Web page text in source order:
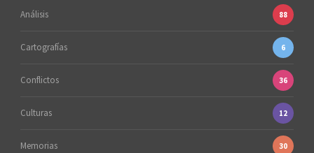
Análisis 88
Cartografías 6
Conflictos 36
Culturas 12
Memorias 30